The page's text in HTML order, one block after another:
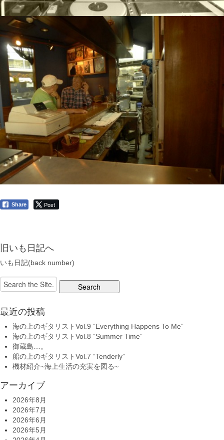
Share Post
旧いも日記へ
いも日記(back number)
Search
for:
最近の投稿
海の上のギタリストVol.9 “Everything Happens To Me”
海の上のギタリストVol.8 “Summer Time”
御蔵島…。
船の上のギタリストVol.7 “Tenderly”
機材紹介~海上生活の充実を図る~
アーカイブ
2026年8月
2026年7月
2026年6月
2026年5月